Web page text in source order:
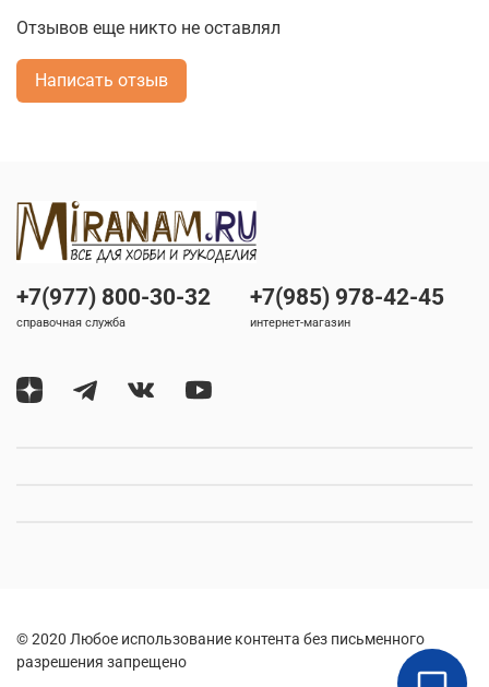
Отзывов еще никто не оставлял
Написать отзыв
+7(977) 800-30-32
справочная служба
+7(985) 978-42-45
интернет-магазин
© 2020 Любое использование контента без письменного
разрешения запрещено